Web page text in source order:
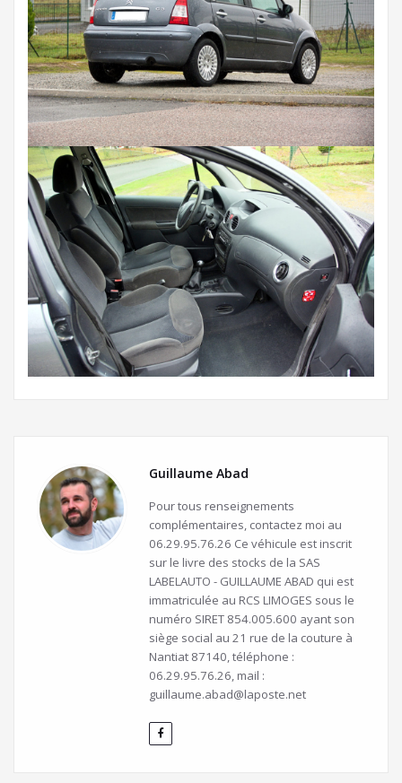
Guillaume Abad
Pour tous renseignements
complémentaires, contactez moi au
06.29.95.76.26 Ce véhicule est inscrit
sur le livre des stocks de la SAS
LABELAUTO - GUILLAUME ABAD qui est
immatriculée au RCS LIMOGES sous le
numéro SIRET 854.005.600 ayant son
siège social au 21 rue de la couture à
Nantiat 87140, téléphone :
06.29.95.76.26, mail :
guillaume.abad@laposte.net